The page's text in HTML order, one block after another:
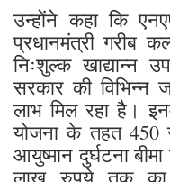
उन्होंने कहा कि
प्रधानमंत्री गरीब
निःशुल्क खाद्यान्न
सरकार की विभिन्न
लाभ मिल रहा है।
योजना के तहत 450
आयुष्मान दुर्घटना